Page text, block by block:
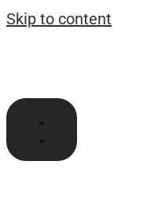
Skip to content